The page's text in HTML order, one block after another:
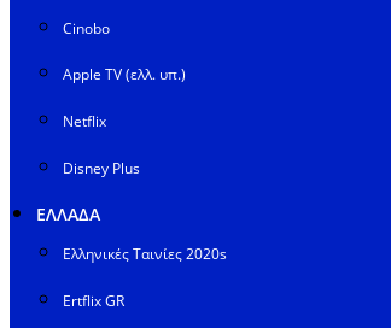
Cinobo
Apple TV (ελλ. υπ.)
Netflix
Disney Plus
ΕΛΛΑΔΑ
Ελληνικές Ταινίες 2020s
Ertflix GR